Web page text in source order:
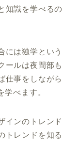
知識を学べるの
には独学という
ールは夜間部も
仕事をしながら
べます。
インのトレンド
トレンドを知る